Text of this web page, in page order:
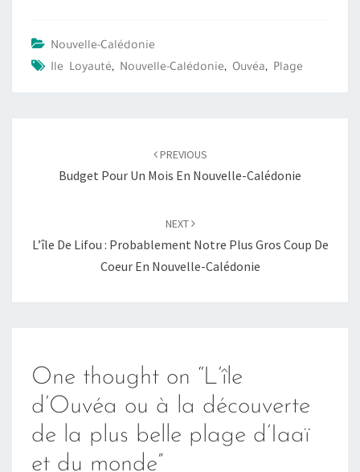
Nouvelle-Calédonie
Ile Loyauté, Nouvelle-Calédonie, Ouvéa, Plage
PREVIOUS
Budget Pour Un Mois En Nouvelle-Calédonie
NEXT
L’île De Lifou : Probablement Notre Plus Gros Coup De
Coeur En Nouvelle-Calédonie
One thought on “L’île
d’Ouvéa ou à la découverte
de la plus belle plage d’Iaaï
et du monde”